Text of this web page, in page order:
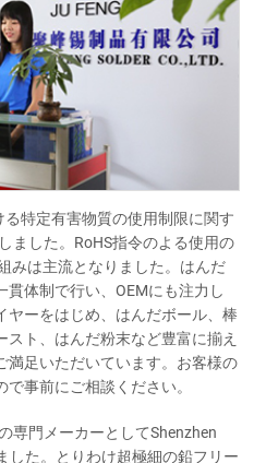
特定有害物質の使用制限に関す
ました。RoHS指令のよる使用の
みは主流となりました。はんだ
体制で行い、OEMにも注力し
ヤーをはじめ、はんだボール、棒
ト、はんだ粉末など豊富に揃え
満足いただいています。お客様の
事前にご相談ください。
専門メーカーとしてShenzhen
した。とりわけ超極細の鉛フリー